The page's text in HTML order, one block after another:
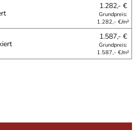
1.282,- €
Grundpreis:
1.282,- €/m²
1.587,- €
Grundpreis:
1.587,- €/m²